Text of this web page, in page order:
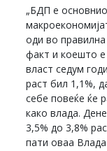
„БДП е
оди во
факт и коешто
власт седум
раст бил 1,1%,
себе повеќе ќе
како влада.
3,5% до 3,8%
пати оваа